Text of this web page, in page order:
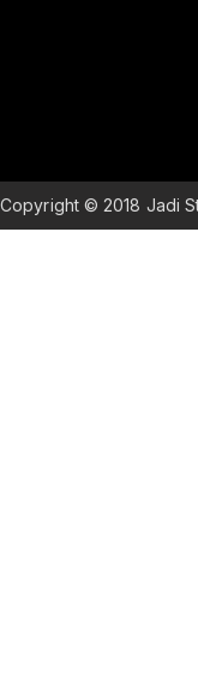
Copyright © 2018 Jadi